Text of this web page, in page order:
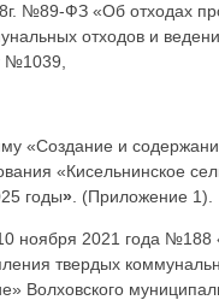
№89-ФЗ «Об отходах
отходов и
№1039,
«Создание и
«Кисельнинское
годы» . (Приложение 1).
ноября 2021 года
твердых
Волховского